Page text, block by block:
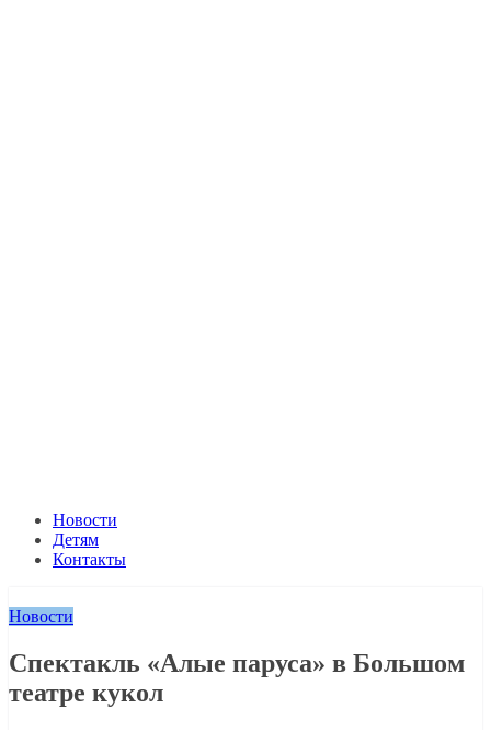
Новости
Детям
Контакты
Новости
Спектакль «Алые паруса» в Большом
театре кукол